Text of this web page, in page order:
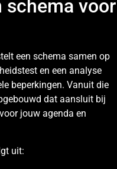
schema voor
een schema samen op
en een analyse
beperkingen. Vanuit die
dat aansluit bij
jouw agenda en
uit: